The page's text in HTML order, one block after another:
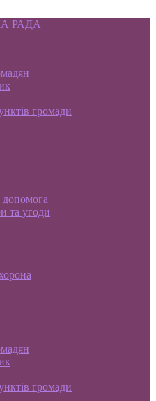
громади
допомога
та угоди
громади